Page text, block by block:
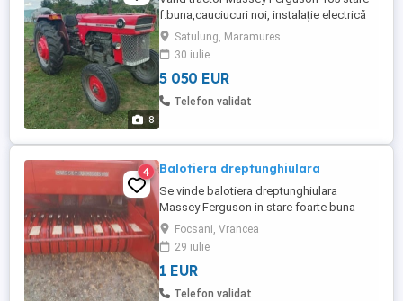
8
f.buna,cauciucuri noi, instalație electrică
nouă,60cp, motor Pornire și funcționare
ireproșabilă.Motor în 4. Schimb cu utilaje.
Satulung, Maramures
30 iulie
5 050 EUR
Telefon validat
4 Balotiera dreptunghiulara
Se vinde balotiera dreptunghiulara
Massey Ferguson in stare foarte buna
adusă recent in țara din Italia La cerere se
oferă proba. Mai multe detalii sunați la Nr
afișat Se afla in vulturu Vrancea
Focsani, Vrancea
29 iulie
1 EUR
Telefon validat